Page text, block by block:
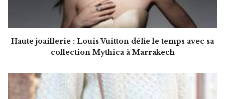
Haute joaillerie : Louis Vuitton défie le temps avec sa
collection Mythica à Marrakech